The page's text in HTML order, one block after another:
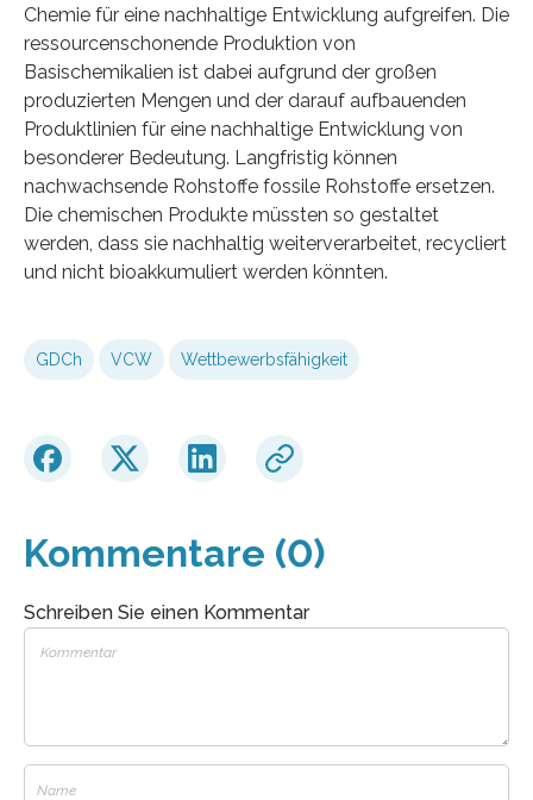
Chemie für eine nachhaltige Entwicklung aufgreifen. Die
ressourcenschonende Produktion von
Basischemikalien ist dabei aufgrund der großen
produzierten Mengen und der darauf aufbauenden
Produktlinien für eine nachhaltige Entwicklung von
besonderer Bedeutung. Langfristig können
nachwachsende Rohstoffe fossile Rohstoffe ersetzen.
Die chemischen Produkte müssten so gestaltet
werden, dass sie nachhaltig weiterverarbeitet, recycliert
und nicht bioakkumuliert werden könnten.
GDCh VCW Wettbewerbsfähigkeit
Kommentare (0)
Schreiben Sie einen Kommentar